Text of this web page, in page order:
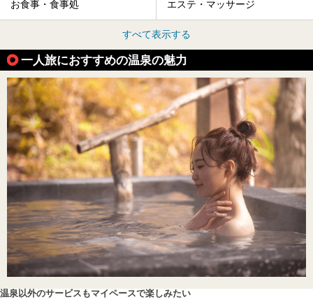
お食事・食事処 エステ・マッサージ
すべて表示する
一人旅におすすめの温泉の魅力
温泉以外のサービスもマイペースで楽しみたい